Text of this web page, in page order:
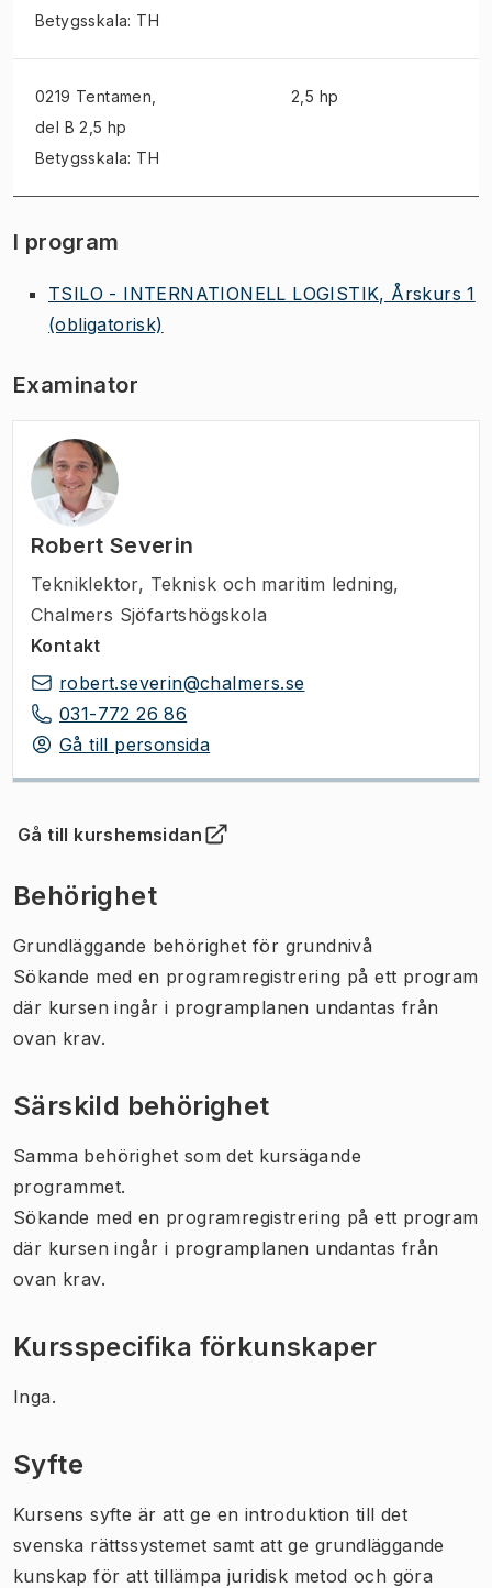
Betygsskala: TH
0219 Tentamen
del B 2,5 hp
Betygsskala: TH
2,5 hp
I program
TSILO - INTERNATIONELL LOGISTIK, Årskurs 1
(obligatorisk)
Examinator
Robert Severin
Tekniklektor, Teknisk och maritim ledning,
Chalmers Sjöfartshögskola
Kontakt
robert.severin@chalmers.se
031-772 26 86
Gå till personsida
Gå till kurshemsidan
(Öppnas i ny flik)
Behörighet
Grundläggande behörighet för grundnivå
Sökande med en programregistrering på ett program
där kursen ingår i programplanen undantas från
ovan krav.
Särskild behörighet
Samma behörighet som det kursägande
programmet.
Sökande med en programregistrering på ett program
där kursen ingår i programplanen undantas från
ovan krav.
Kursspecifika förkunskaper
Inga.
Syfte
Kursens syfte är att ge en introduktion till det
svenska rättssystemet samt att ge grundläggande
kunskap för att tillämpa juridisk metod och göra